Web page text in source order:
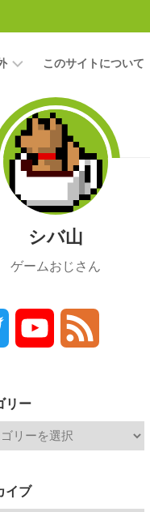
このサイトについて
シバ山
ゲームおじさん
Twitter YouTube
リー
イブ